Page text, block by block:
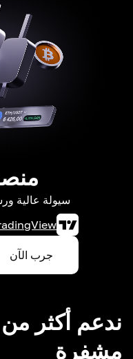
سيولة عالية ورسوم
جرب الآن
مشفرة